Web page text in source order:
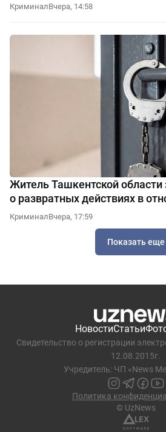
КриминалВчера, 14:58
Житель Ташкентской
о развратных действиях в
КриминалВчера, 17:59
Показать еще
НовостиСтатьи
Свидетельство о регистрации
12.08.2015г.
Учредитель: ЧП «News
Политика
© UzNews